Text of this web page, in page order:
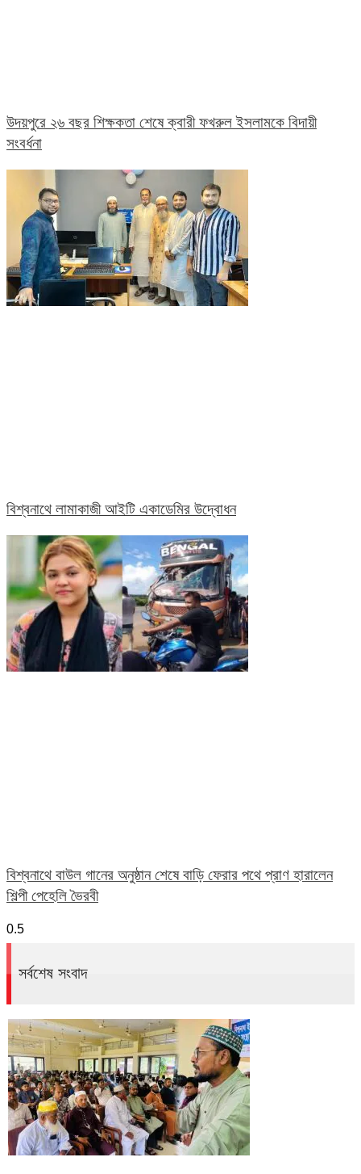
উদয়পুরে ২৬ বছর শিক্ষকতা শেষে ক্বারী ফখরুল ইসলামকে বিদায়ী
সংবর্ধনা
বিশ্বনাথে লামাকাজী আইটি একাডেমির উদ্বোধন
বিশ্বনাথে বাউল গানের অনুষ্ঠান শেষে বাড়ি ফেরার পথে প্রাণ হারালেন
শিল্পী পেহেলি ভৈরবী
সর্বশেষ সংবাদ